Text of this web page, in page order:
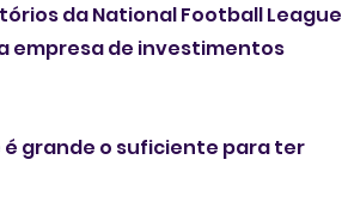
da National Football League
empresa de investimentos
grande o suficiente para ter